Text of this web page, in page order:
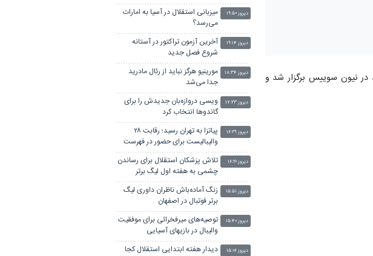
کشی مرحله یک هشتم نهایی لیگ قهرمانان اروپا امروز جمعه ۳ اسفند در نیون سوییس برگزار شد و
میزبانی استقلال در آسیا به امارات
می‌رسد؟
دیروز ۱۹:۵۰
آخرین آزمون تراکتور در آستانه
شروع فصل جدید
دیروز ۱۹:۱۴
مورینیو هرگز نباید از رئال مادرید
جدا می‌شد
دیروز ۱۸:۳۴
ویسی دروازه‌بان جدیدش را برای
گاندوها انتخاب کرد
دیروز ۱۷:۲۳
پیاتزا به تهران رسید؛ رقابت ۲۸
والیبالیست برای حضور در فهرست
نهایی
دیروز ۱۶:۲۹
تلاش پزشکان استقلال برای رساندن
چشمی به هفته اول لیگ برتر
دیروز ۱۶:۲۰
زنگ آماده‌باش ناظران داوری لیگ
برتر فوتبال در اصفهان
دیروز ۱۵:۵۱
توصیه‌های میرفخرائی برای موفقیت
والیبال در بازیهای آسیایی
دیروز ۱۵:۴۰
دیدار هفته ابتدایی استقلال کجا
دیروز ۱۵:۰۶